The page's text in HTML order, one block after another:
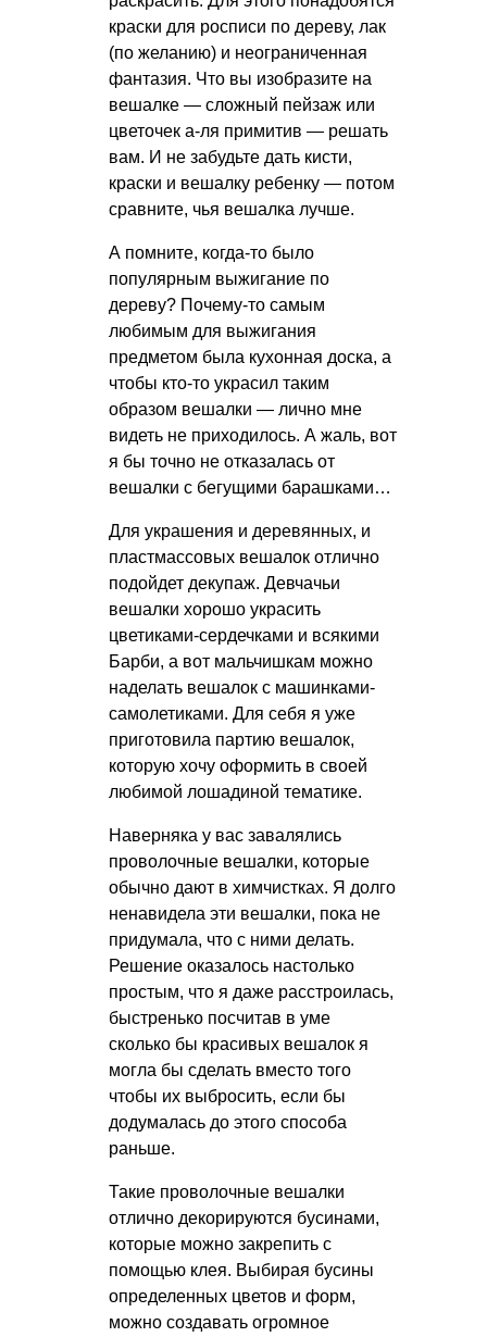
краски для росписи по дереву, лак
(по желанию) и неограниченная
фантазия. Что вы изобразите на
вешалке — сложный пейзаж или
цветочек а-ля примитив — решать
вам. И не забудьте дать кисти,
краски и вешалку ребенку — потом
сравните, чья вешалка лучше.
А помните, когда-то было
популярным выжигание по
дереву? Почему-то самым
любимым для выжигания
предметом была кухонная доска, а
чтобы кто-то украсил таким
образом вешалки — лично мне
видеть не приходилось. А жаль, вот
я бы точно не отказалась от
вешалки с бегущими барашками…
Для украшения и деревянных, и
пластмассовых вешалок отлично
подойдет декупаж. Девчачьи
вешалки хорошо украсить
цветиками-сердечками и всякими
Барби, а вот мальчишкам можно
наделать вешалок с машинками-
самолетиками. Для себя я уже
приготовила партию вешалок,
которую хочу оформить в своей
любимой лошадиной тематике.
Наверняка у вас завалялись
проволочные вешалки, которые
обычно дают в химчистках. Я долго
ненавидела эти вешалки, пока не
придумала, что с ними делать.
Решение оказалось настолько
простым, что я даже расстроилась,
быстренько посчитав в уме
сколько бы красивых вешалок я
могла бы сделать вместо того
чтобы их выбросить, если бы
додумалась до этого способа
раньше.
Такие проволочные вешалки
отлично декорируются бусинами,
которые можно закрепить с
помощью клея. Выбирая бусины
определенных цветов и форм,
можно создавать огромное